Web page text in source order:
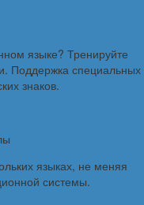
языке? Тренируйте
Поддержка специальных
знаков.
языках, не меняя
системы.